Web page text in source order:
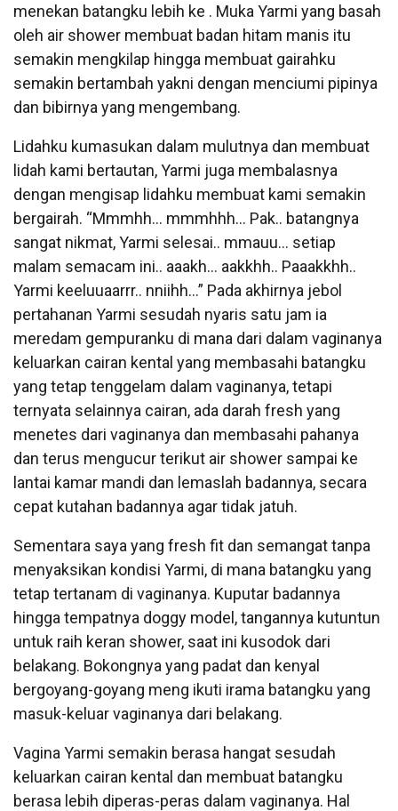
menekan batangku lebih ke . Muka Yarmi yang basah
oleh air shower membuat badan hitam manis itu
semakin mengkilap hingga membuat gairahku
semakin bertambah yakni dengan menciumi pipinya
dan bibirnya yang mengembang.
Lidahku kumasukan dalam mulutnya dan membuat
lidah kami bertautan, Yarmi juga membalasnya
dengan mengisap lidahku membuat kami semakin
bergairah. “Mmmhh… mmmhhh… Pak.. batangnya
sangat nikmat, Yarmi selesai.. mmauu… setiap
malam semacam ini.. aaakh… aakkhh.. Paaakkhh..
Yarmi keeluuaarrr.. nniihh…” Pada akhirnya jebol
pertahanan Yarmi sesudah nyaris satu jam ia
meredam gempuranku di mana dari dalam vaginanya
keluarkan cairan kental yang membasahi batangku
yang tetap tenggelam dalam vaginanya, tetapi
ternyata selainnya cairan, ada darah fresh yang
menetes dari vaginanya dan membasahi pahanya
dan terus mengucur terikut air shower sampai ke
lantai kamar mandi dan lemaslah badannya, secara
cepat kutahan badannya agar tidak jatuh.
Sementara saya yang fresh fit dan semangat tanpa
menyaksikan kondisi Yarmi, di mana batangku yang
tetap tertanam di vaginanya. Kuputar badannya
hingga tempatnya doggy model, tangannya kutuntun
untuk raih keran shower, saat ini kusodok dari
belakang. Bokongnya yang padat dan kenyal
bergoyang-goyang meng ikuti irama batangku yang
masuk-keluar vaginanya dari belakang.
Vagina Yarmi semakin berasa hangat sesudah
keluarkan cairan kental dan membuat batangku
berasa lebih diperas-peras dalam vaginanya. Hal